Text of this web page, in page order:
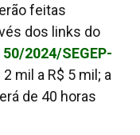
feitas
dos links do
2024/SEGEP-
mil a R$ 5 mil; a
de 40 horas